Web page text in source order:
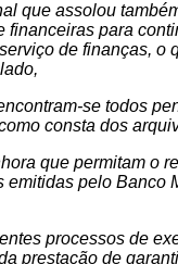
que assolou
para
de finanças,
se todos
consta dos
que permitam o
pelo
processos de
prestação de